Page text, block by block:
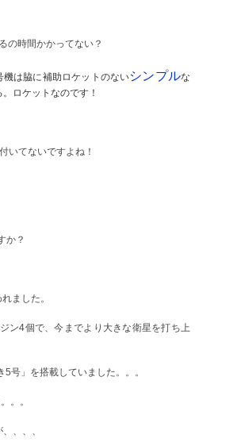
の時間かかってない？
機は脇に補助ロケットのないシンプルな
ロケットなのです！
いてないですよね！
か？
ました。
4個で、今までより大きな衛星を打ち上
」を搭載していました。。。
。。
、、、